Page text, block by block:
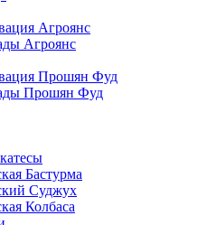
Агроянс
Агроянс
Прошян Фуд
Прошян Фуд
Бастурма
Суджух
Колбаса